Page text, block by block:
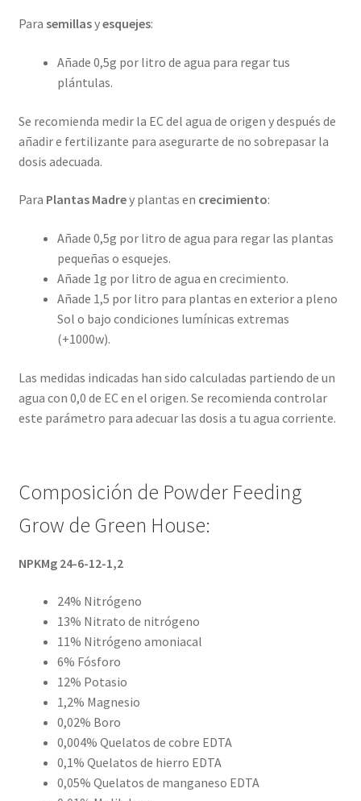
Para semillasyesquejes:
Añade 0,5g por litro de agua para regar tus
plántulas.
Se recomienda medir la EC del agua de origen y después de
añadir e fertilizante para asegurarte de no sobrepasar la
dosis adecuada.
Para Plantas Madrey plantas en crecimiento:
Añade 0,5g por litro de agua para regar las plantas
pequeñas o esquejes.
Añade 1g por litro de agua en crecimiento.
Añade 1,5 por litro para plantas en exterior a pleno
Sol o bajo condiciones lumínicas extremas
(+1000w).
Las medidas indicadas han sido calculadas partiendo de un
agua con 0,0 de EC en el origen. Se recomienda controlar
este parámetro para adecuar las dosis a tu agua corriente.
Composición de Powder Feeding
Grow de Green House:
NPKMg 24-6-12-1,2
24% Nitrógeno
13% Nitrato de nitrógeno
11% Nitrógeno amoniacal
6% Fósforo
12% Potasio
1,2% Magnesio
0,02% Boro
0,004% Quelatos de cobre EDTA
0,1% Quelatos de hierro EDTA
0,05% Quelatos de manganeso EDTA